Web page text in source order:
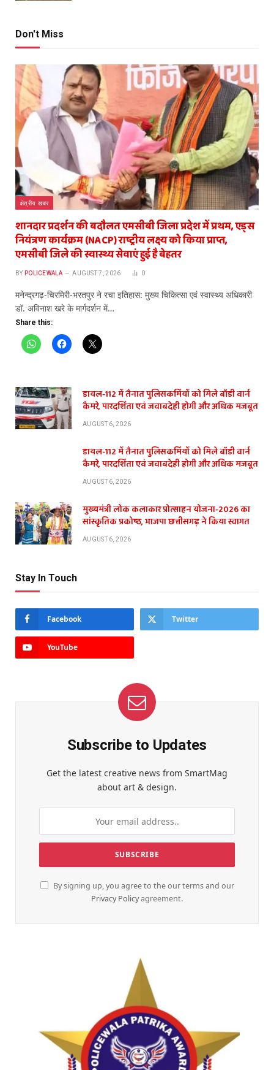
Don't Miss
क्षेत्रीय खबर
शानदार प्रदर्शन की बदौलत एमसीबी जिला प्रदेश में प्रथम, एड्स
नियंत्रण कार्यक्रम (NACP) राष्ट्रीय लक्ष्य को किया प्राप्त,
एमसीबी जिले की स्वास्थ्य सेवाएं हुई है बेहतर
BY POLICEWALA AUGUST 7, 2026 0
मनेन्द्रगढ़-चिरमिरी-भरतपुर ने रचा इतिहास: मुख्य चिकित्सा एवं स्वास्थ्य अधिकारी
डॉ. अविनाश खरे के मार्गदर्शन में…
Share this:
डायल-112 में तैनात पुलिसकर्मियों को मिले बॉडी वार्न
कैमरे, पारदर्शिता एवं जवाबदेही होगी और अधिक मजबूत
AUGUST 6, 2026
डायल-112 में तैनात पुलिसकर्मियों को मिले बॉडी वार्न
कैमरे, पारदर्शिता एवं जवाबदेही होगी और अधिक मजबूत
AUGUST 6, 2026
मुख्यमंत्री लोक कलाकार प्रोत्साहन योजना-2026 का
सांस्कृतिक प्रकोष्ठ, भाजपा छत्तीसगढ़ ने किया स्वागत
AUGUST 6, 2026
Stay In Touch
Facebook Twitter
YouTube
Subscribe to Updates
Get the latest creative news from SmartMag
about art & design.
By signing up, you agree to the our terms and our
Privacy Policyagreement.